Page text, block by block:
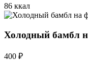
86 ккал
Холодный бамбл
400 ₽